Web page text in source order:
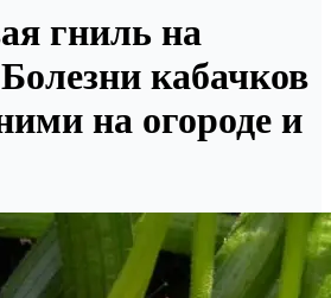
гниль на
кабачков
на огороде и